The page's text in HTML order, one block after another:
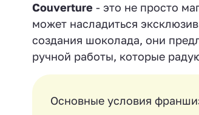
Couverture - это не просто
может насладиться
создания шоколада, они
ручной работы, которые
Основные условия